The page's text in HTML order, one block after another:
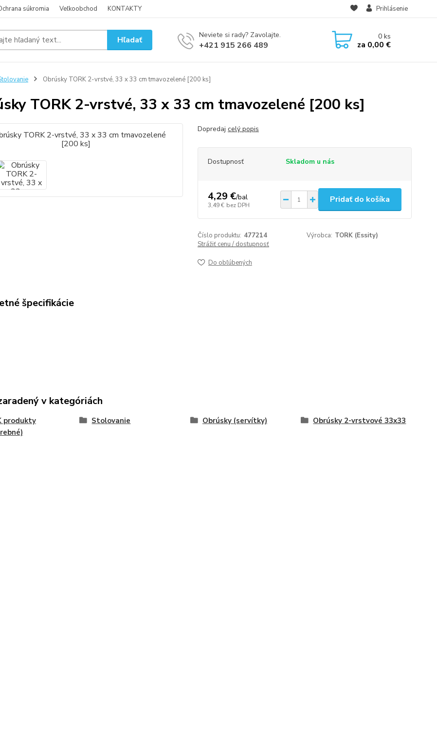
súkromia Veľkoobchod KONTAKTY Prihlásenie
Hľadať Neviete si rady? Zavolajte.
+421 915 266 489
0ks
za 0,00 €
Obrúsky TORK 2-vrstvé, 33 x 33 cm tmavozelené [200 ks]
TORK 2-vrstvé, 33 x 33 cm tmavozelené [200 ks]
Dopredaj celý popis
Dostupnosť Skladom u nás
4,29 €/bal
3,49 € bez DPH
Pridať do košíka
Číslo produktu: 477214 Výrobca: TORK (Essity)
Strážiť cenu / dostupnosť
Do obľúbených
špecifikácie
v kategóriách
produkty
Stolovanie Obrúsky (servítky) Obrúsky 2-vrstvové 33x33